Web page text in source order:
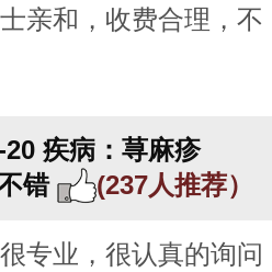
亲和，收费合理，不
20 疾病：荨麻疹
错 (237人推荐）
专业，很认真的询问